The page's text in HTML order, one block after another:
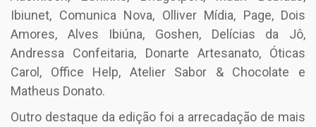
Ibiunet, Comunica Nova, Olliver Mídia, Page, Dois
Amores, Alves Ibiúna, Goshen, Delícias da Jô,
Andressa Confeitaria, Donarte Artesanato, Óticas
Carol, Office Help, Atelier Sabor & Chocolate e
Matheus Donato.
Outro destaque da edição foi a arrecadação de mais